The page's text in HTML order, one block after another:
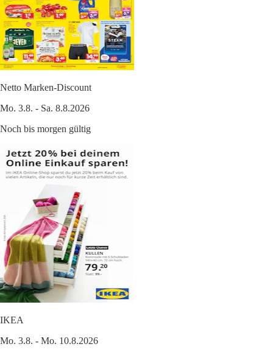
Netto Marken-Discount
Mo. 3.8. - Sa. 8.8.2026
Noch bis morgen gültig
IKEA
Mo. 3.8. - Mo. 10.8.2026